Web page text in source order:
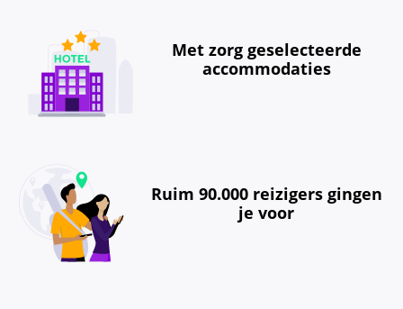
Met zorg geselecteerde
accommodaties
Ruim 90.000 reizigers gingen
je voor